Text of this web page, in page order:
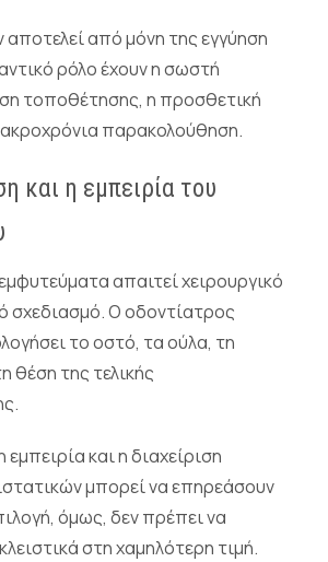
από μόνη της εγγύηση
ρόλο έχουν η σωστή
τοποθέτησης, η προσθετική
παρακολούθηση.
και η εμπειρία του
απαιτεί χειρουργικό
σχεδιασμό. Ο οδοντίατρος
το οστό, τα ούλα, τη
θέση της τελικής
και η διαχείριση
μπορεί να επηρεάσουν
όμως, δεν πρέπει να
στη χαμηλότερη τιμή.